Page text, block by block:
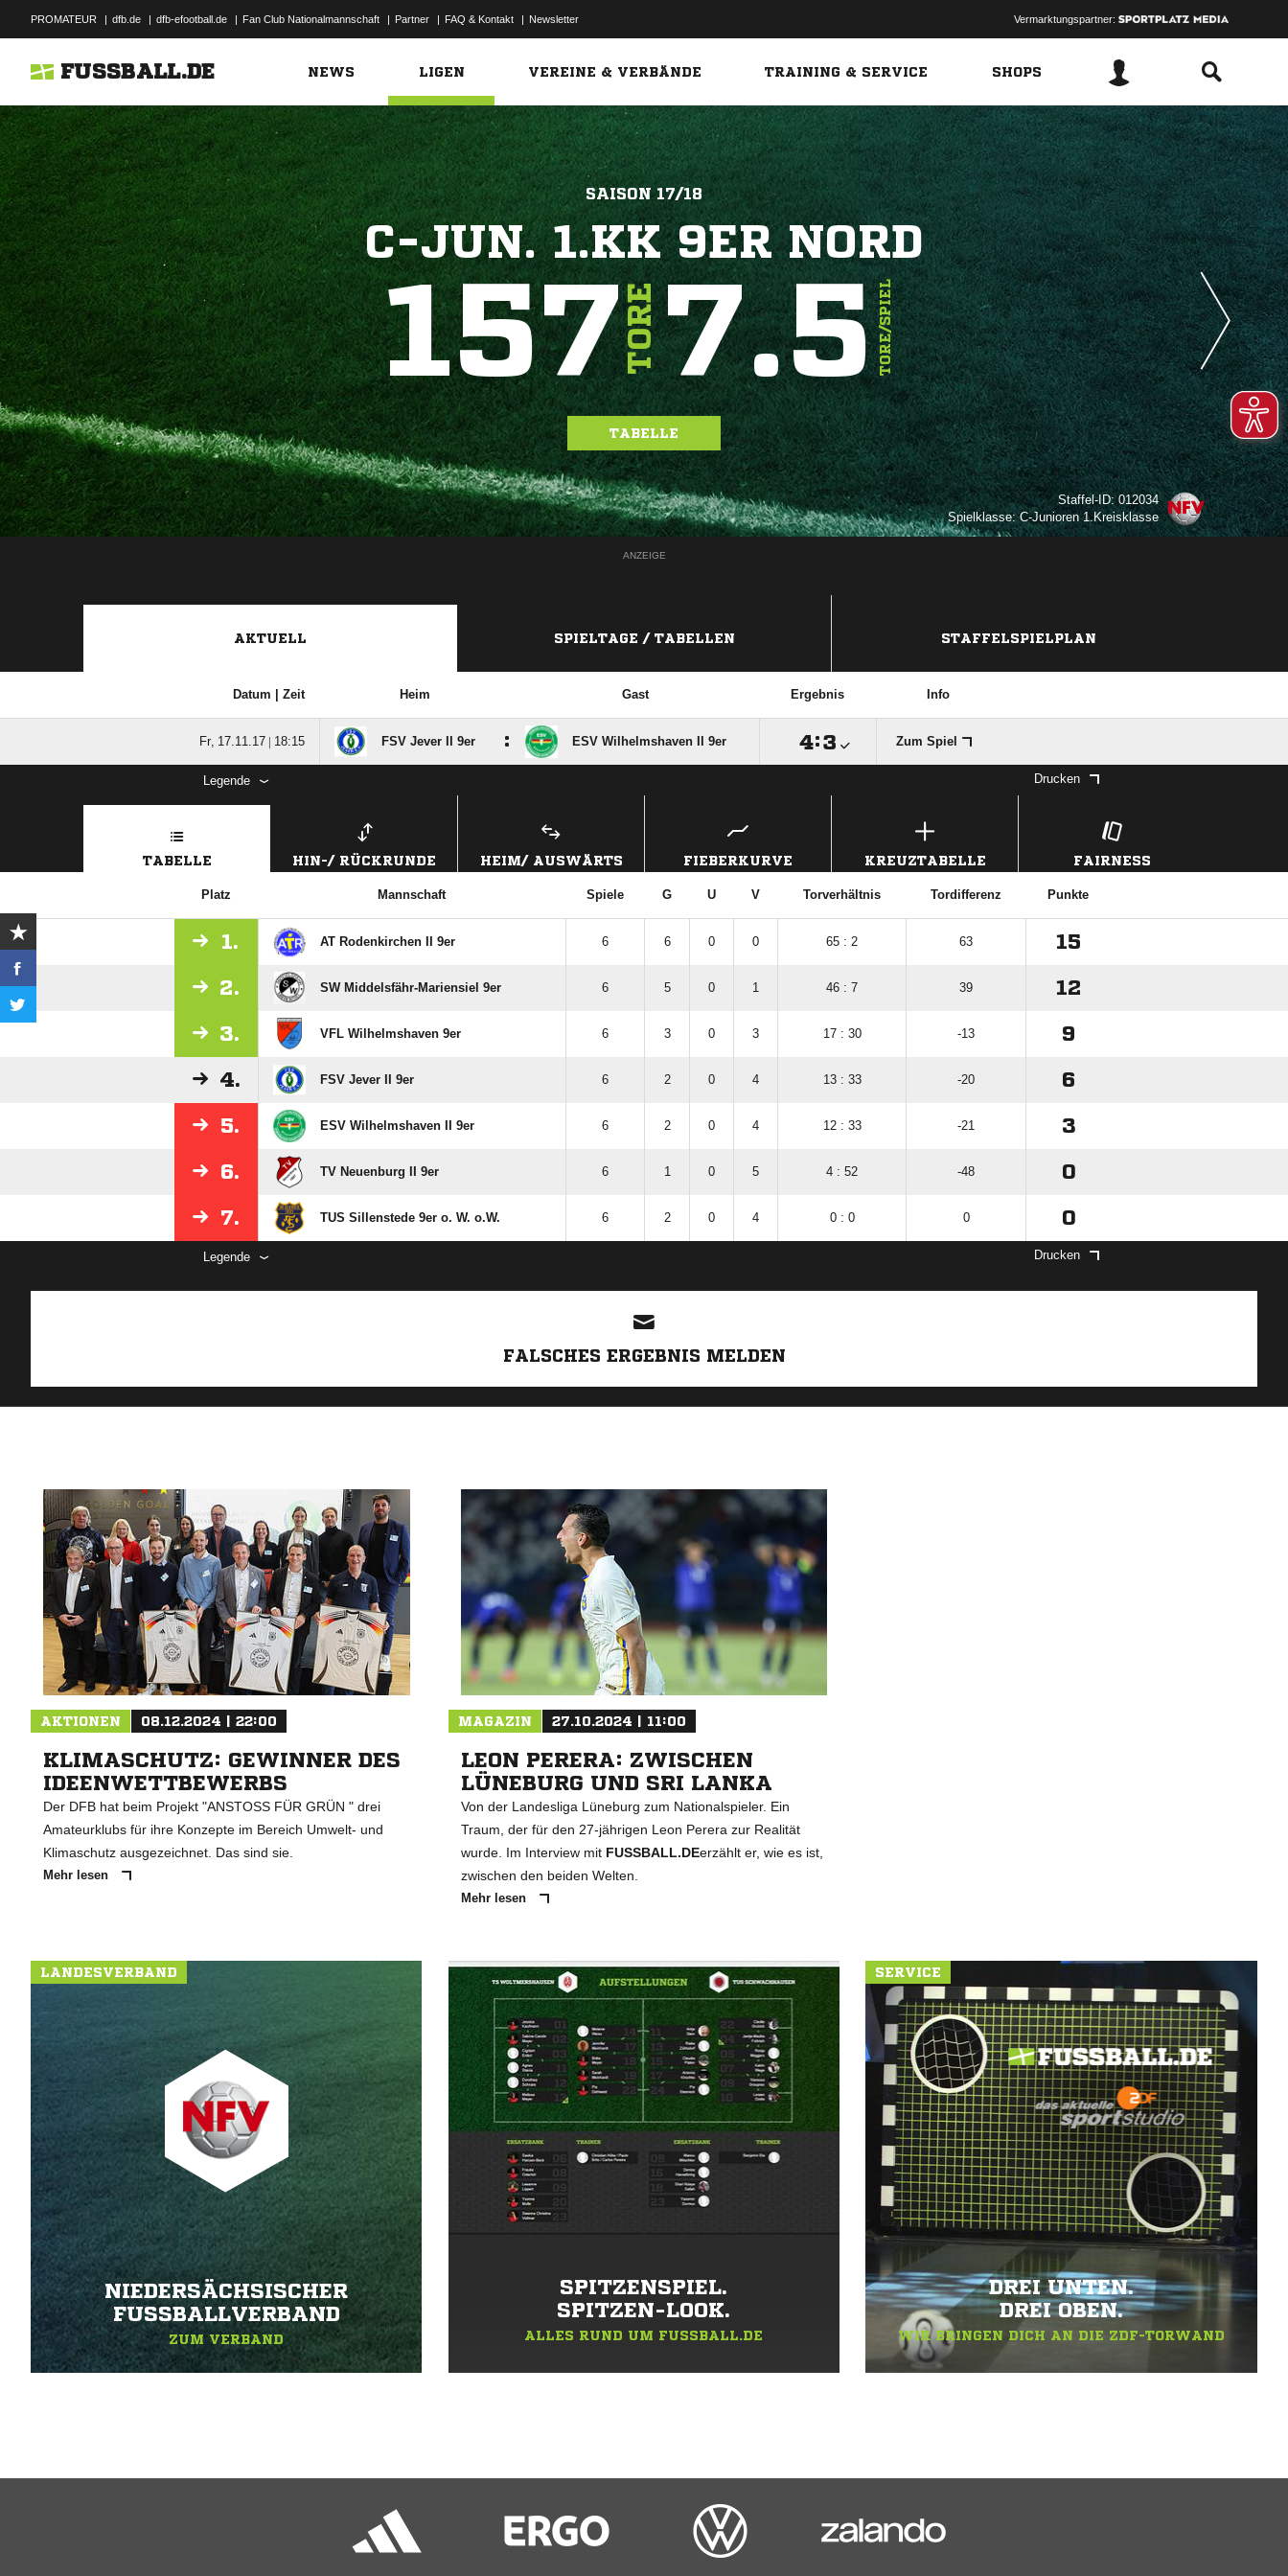
PROMATEUR | dfb.de | dfb-efootball.de | Fan Club Nationalmannschaft | Partner | FAQ & Kontakt | Newsletter Vermarktungspartner:
FUSSBALL.DE NEWS LIGEN VEREINE & VERBÄNDE TRAINING & SERVICE SHOPS
SAISON 17/18
C-JUN. 1.KK 9ER NORD
157TORE7.5TORE/SPIEL
TABELLE
Staffel-ID: 012034
Spielklasse: C-Junioren 1.Kreisklasse
ANZEIGE
AKTUELL SPIELTAGE / TABELLEN STAFFELSPIELPLAN
Datum | Zeit Heim Gast Ergebnis Info
  |  FSV Jever II 9er : ESV Wilhelmshaven II 9er : Zum Spiel
Legende Drucken
TABELLE HIN-/ RÜCKRUNDE HEIM/ AUSWÄRTS FIEBERKURVE KREUZTABELLE FAIRNESS
Platz Mannschaft Spiele G U V Torverhältnis Tordifferenz Punkte
1. AT Rodenkirchen II 9er 6 6 0 0 65 : 2 63 15
2. SW Middelsfähr-Mariensiel 9er 6 5 0 1 46 : 7 39 12
3. VFL Wilhelmshaven 9er 6 3 0 3 17 : 30 -13 9
4. FSV Jever II 9er 6 2 0 4 13 : 33 -20 6
5. ESV Wilhelmshaven II 9er 6 2 0 4 12 : 33 -21 3
6. TV Neuenburg II 9er 6 1 0 5 4 : 52 -48 0
7. TUS Sillenstede 9er o. W. o.W. 6 2 0 4 0 : 0 0 0
Legende Drucken
FALSCHES ERGEBNIS MELDEN
AKTIONEN 08.12.2024 | 22:00
KLIMASCHUTZ: GEWINNER DES
IDEENWETTBEWERBS
Der DFB hat beim Projekt "ANSTOSS FÜR GRÜN " drei
Amateurklubs für ihre Konzepte im Bereich Umwelt- und
Klimaschutz ausgezeichnet. Das sind sie.
Mehr lesen
MAGAZIN 27.10.2024 | 11:00
LEON PERERA: ZWISCHEN
LÜNEBURG UND SRI LANKA
Von der Landesliga Lüneburg zum Nationalspieler. Ein
Traum, der für den 27-jährigen Leon Perera zur Realität
wurde. Im Interview mit FUSSBALL.DEerzählt er, wie es ist,
zwischen den beiden Welten.
Mehr lesen
LANDESVERBAND
NIEDERSÄCHSISCHER
FUSSBALLVERBAND
ZUM VERBAND
SPITZENSPIEL.
SPITZEN-LOOK.
ALLES RUND UM FUSSBALL.DE
SERVICE
DREI UNTEN.
DREI OBEN.
WIR BRINGEN DICH AN DIE ZDF-TORWAND